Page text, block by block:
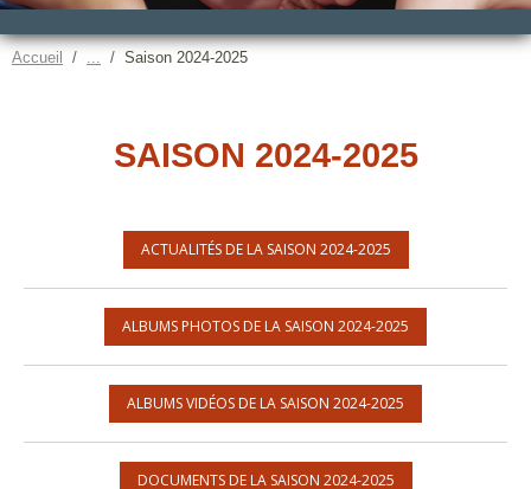
Accueil Saison 2024-2025
SAISON 2024-2025
ACTUALITÉS DE LA SAISON 2024-2025
ALBUMS PHOTOS DE LA SAISON 2024-2025
ALBUMS VIDÉOS DE LA SAISON 2024-2025
DOCUMENTS DE LA SAISON 2024-2025